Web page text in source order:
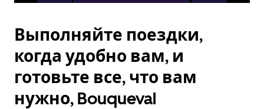
Выполняйте поездки,
когда удобно вам, и
готовьте все, что вам
нужно, Bouqueval